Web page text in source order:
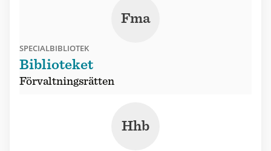
Fma
SPECIALBIBLIOTEK
Biblioteket
Förvaltningsrätten
Hhb